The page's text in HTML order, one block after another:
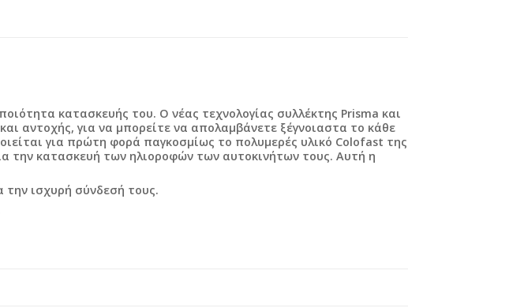
κατασκευής του. Ο νέας τεχνολογίας συλλέκτης Prisma και
αντοχής, για να μπορείτε να απολαμβάνετε ξέγνοιαστα το κάθε
για πρώτη φορά παγκοσμίως το πολυμερές υλικό Colofast της
την κατασκευή των ηλιοροφών των αυτοκινήτων τους. Αυτή η
την ισχυρή σύνδεσή τους.